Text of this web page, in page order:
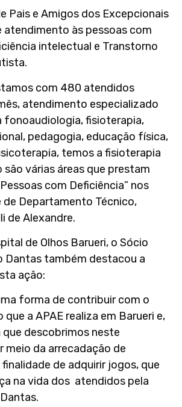
Pais e Amigos dos Excepcionais
atendimento às pessoas com
intelectual e Transtorno
com 480 atendidos
atendimento especializado
fonoaudiologia, fisioterapia,
pedagogia, educação física,
temos a fisioterapia
várias áreas que prestam
com Deficiência” nos
de Departamento Técnico,
de Alexandre.
de Olhos Barueri, o Sócio
Dantas também destacou a
ação:
forma de contribuir com o
a APAE realiza em Barueri e,
descobrimos neste
meio da arrecadação de
de adquirir jogos, que
na vida dos atendidos pela